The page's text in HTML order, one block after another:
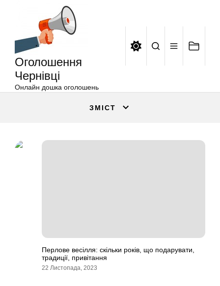
Оголошення
Чернівці
Онлайн дошка оголошень
ЗМІСТ
Перлове весілля: скільки років, що подарувати,
традиції, привітання
22 Листопада, 2023